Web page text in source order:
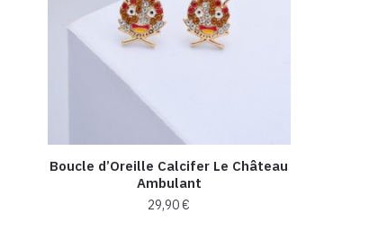
Boucle d’Oreille Calcifer Le Château
Ambulant
29,90€